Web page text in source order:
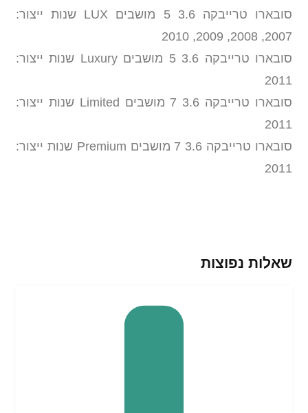
סובארו טרייבקה 3.6 5 מושבים LUX שנות ייצור:
2007, 2008, 2009, 2010
סובארו טרייבקה 3.6 5 מושבים Luxury שנות ייצור:
2011
סובארו טרייבקה 3.6 7 מושבים Limited שנות ייצור:
2011
סובארו טרייבקה 3.6 7 מושבים Premium שנות ייצור:
2011
שאלות נפוצות